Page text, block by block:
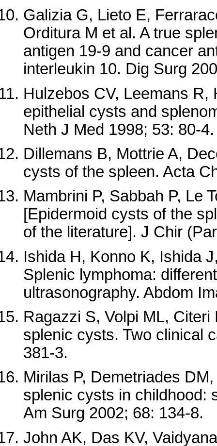
Galizia G, Lieto E,
Orditura M et al. A true
antigen 19-9 and cancer
interleukin 10. Dig Surg
Hulzebos CV, Leemans R,
epithelial cysts and
Neth J Med 1998; 53: 80-4.
Dillemans B, Mottrie A,
cysts of the spleen. Acta
Mambrini P, Sabbah P, Le
[Epidermoid cysts of the
of the literature]. J Chir
Ishida H, Konno K, Ishida
Splenic lymphoma:
ultrasonography. Abdom
Ragazzi S, Volpi ML, Citeri
splenic cysts. Two clinical
381-3.
Mirilas P, Demetriades
splenic cysts in childhood:
Am Surg 2002; 68: 134-8.
John AK, Das KV,